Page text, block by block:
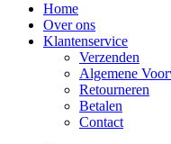
Home
Over ons
Klantenservice
Verzenden
Algemene
Retourneren
Betalen
Contact